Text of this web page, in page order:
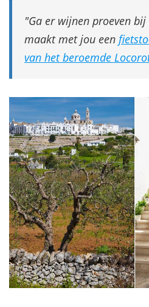
Ga er wijnen proeven bij
maakt met jou een
van het beroemde